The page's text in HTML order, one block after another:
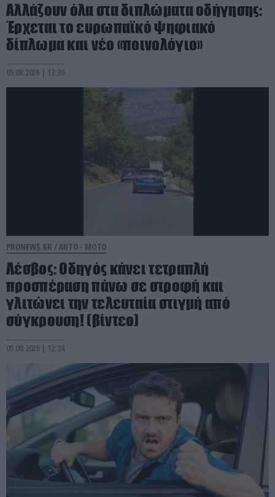
Αλλάζουν όλα στα διπλώματα οδήγησης:
Έρχεται το ευρωπαϊκό ψηφιακό
δίπλωμα και νέο «ποινολόγιο»
05.08.2026 | 13:36
PRONEWS.GR / AUTO - MOTO
Λέσβος: Οδηγός κάνει τετραπλή
προσπέραση πάνω σε στροφή και
γλιτώνει την τελευταία στιγμή από
σύγκρουση! (βίντεο)
05.08.2026 | 12:24